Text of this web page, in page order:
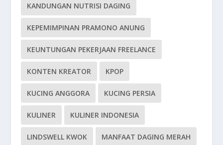
KANDUNGAN NUTRISI DAGING
KEPEMIMPINAN PRAMONO ANUNG
KEUNTUNGAN PEKERJAAN FREELANCE
KONTEN KREATOR KPOP
KUCING ANGGORA KUCING PERSIA
KULINER KULINER INDONESIA
LINDSWELL KWOK MANFAAT DAGING MERAH